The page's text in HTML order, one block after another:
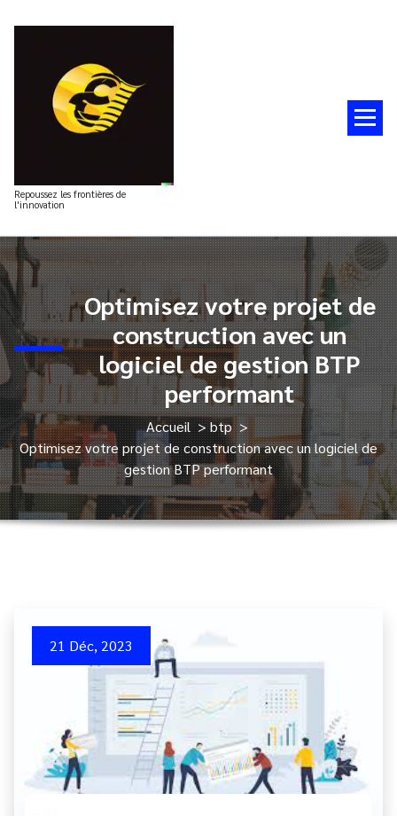
Repoussez les frontières de
l'innovation
Optimisez votre projet de
construction avec un
logiciel de gestion BTP
performant
Accueil>btp>
Optimisez votre projet de construction avec un logiciel de
gestion BTP performant
21 Déc, 2023